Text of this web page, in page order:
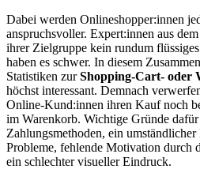
Dabei werden Onlineshopper:innen
anspruchsvoller. Expert:innen aus
ihrer Zielgruppe kein rundum
haben es schwer. In diesem
Statistiken zurShopping-Cart- oder
höchst interessant. Demnach
Online-Kund:innen ihren Kauf noch
im Warenkorb. Wichtige Gründe dafür
Zahlungsmethoden, ein
Probleme, fehlende Motivation durch
ein schlechter visueller Eindruck.